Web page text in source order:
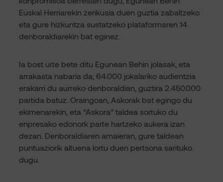
Euskal Herriarekin zerikusia duen guztia zabaltzeko
eta gure hizkuntza sustatzeko plataformaren 14.
denboraldiarekin bat eginez.
Ia bost urte bete ditu Egunean Behin jolasak, eta
arrakasta nabaria da; 64.000 jokalariko audientzia
erakarri du aurreko denboraldian, guztira 2.450.000
partida batuz. Oraingoan, Askorak bat egingo du
ekimenarekin, eta “Askora” taldea sortuko du
enpresako edonork parte hartzeko aukera izan
dezan. Denboraldiaren amaieran, gure taldean
puntuaziorik altuena lortu duen pertsona sarituko
dugu.